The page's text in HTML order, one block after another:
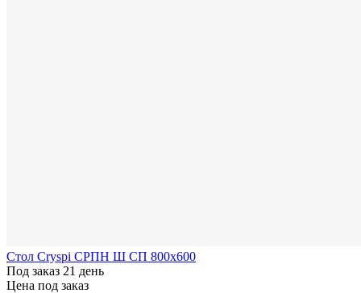
Стол Cryspi СРПН Ш СП 800х600
Под заказ 21 день
Цена под заказ